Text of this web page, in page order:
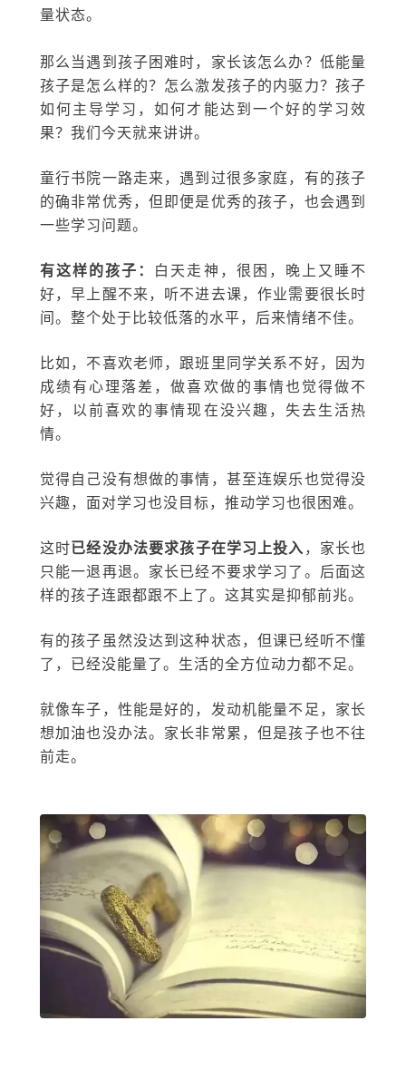
量状态。
那么当遇到孩子困难时，家长该怎么办？低能量
孩子是怎么样的？怎么激发孩子的内驱力？孩子
如何主导学习，如何才能达到一个好的学习效
果？我们今天就来讲讲。
童行书院一路走来，遇到过很多家庭，有的孩子
的确非常优秀，但即便是优秀的孩子，也会遇到
一些学习问题。
有这样的孩子： 白天走神，很困，晚上又睡不
好，早上醒不来，听不进去课，作业需要很长时
间。整个处于比较低落的水平，后来情绪不佳。
比如，不喜欢老师，跟班里同学关系不好，因为
成绩有心理落差，做喜欢做的事情也觉得做不
好，以前喜欢的事情现在没兴趣，失去生活热
情。
觉得自己没有想做的事情，甚至连娱乐也觉得没
兴趣，面对学习也没目标，推动学习也很困难。
这时已经没办法要求孩子在学习上投入 ，家长也
只能一退再退。家长已经不要求学习了。后面这
样的孩子连跟都跟不上了。这其实是抑郁前兆。
有的孩子虽然没达到这种状态，但课已经听不懂
了，已经没能量了。生活的全方位动力都不足。
就像车子，性能是好的，发动机能量不足，家长
想加油也没办法。家长非常累，但是孩子也不往
前走。